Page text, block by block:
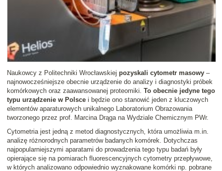
Naukowcy z Politechniki Wrocławskiej pozyskali cytometr masowy –
najnowocześniejsze obecnie urządzenie do analizy i diagnostyki próbek
komórkowych oraz zaawansowanej proteomiki. To obecnie jedyne tego
typu urządzenie w Polsce i będzie ono stanowić jeden z kluczowych
elementów aparaturowych unikalnego Laboratorium Obrazowania
tworzonego przez prof. Marcina Drąga na Wydziale Chemicznym PWr.
Cytometria jest jedną z metod diagnostycznych, która umożliwia m.in.
analizę różnorodnych parametrów badanych komórek. Dotychczas
najpopularniejszymi aparatami do prowadzenia tego typu badań były
opierające się na pomiarach fluorescencyjnych cytometry przepływowe,
w których analizowano odpowiednio wyznakowane komórki np. pobrane